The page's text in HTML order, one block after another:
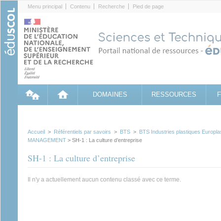
Menu principal Contenu Recherche Pied de page
DOMAINES RESSOURCES
Accueil > Référentiels par savoirs > BTS > BTS Industries plastiques
MANAGEMENT > SH-1 : La culture d’entreprise
SH-1 : La culture d’entreprise
Il n'y a actuellement aucun contenu classé avec ce terme.